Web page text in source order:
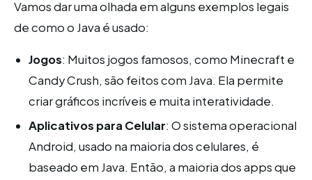
Vamos dar uma olhada em alguns exemplos legais
de como o Java é usado:
Jogos: Muitos jogos famosos, como Minecraft e
Candy Crush, são feitos com Java. Ela permite
criar gráficos incríveis e muita interatividade.
Aplicativos para Celular: O sistema operacional
Android, usado na maioria dos celulares, é
baseado em Java. Então, a maioria dos apps que